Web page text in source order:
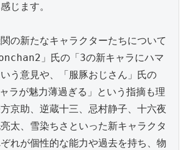
じます。
の新たなキャラクターたちについて
」氏の「3の新キャラにハマ
う意見や、「服豚おじさん」氏の
ラが魅力薄過ぎる」という指摘も理
京助、逆蔵十三、忌村静子、十六夜
太、雪染ちさといった新キャラクタ
れが個性的な能力や過去を持ち、物